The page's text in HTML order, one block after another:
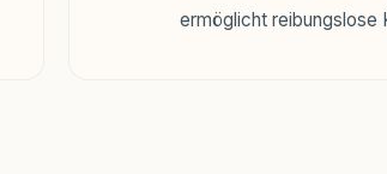
ermöglicht reibungslose